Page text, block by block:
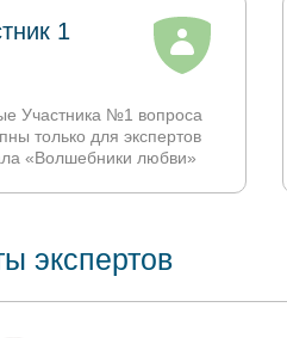
1
Участника №1 вопроса
только для экспертов
«Волшебники любви»
экспертов